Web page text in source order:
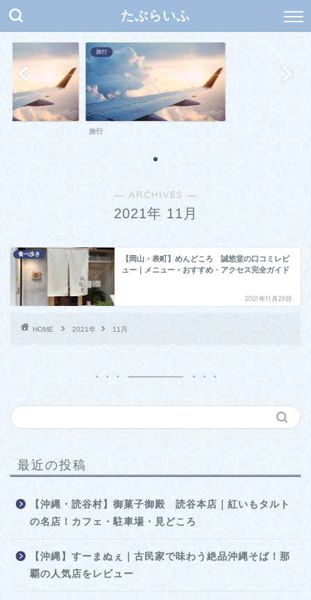
たぶらいふ
旅行
旅行
― ARCHIVES ―
2021年 11月
食べ歩き
【岡山・表町】めんどころ 誠悠堂の口コミレビ
ュー｜メニュー・おすすめ・アクセス完全ガイド
2021年11月29日
HOME 2021年 11月
最近の投稿
【沖縄・読谷村】御菓子御殿 読谷本店｜紅いもタルト
の名店！カフェ・駐車場・見どころ
【沖縄】すーまぬぇ｜古民家で味わう絶品沖縄そば！那
覇の人気店をレビュー